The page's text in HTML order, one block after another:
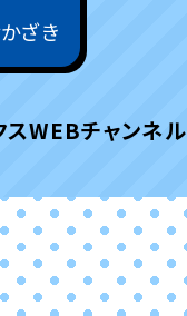
ざき
スWEBチャンネル